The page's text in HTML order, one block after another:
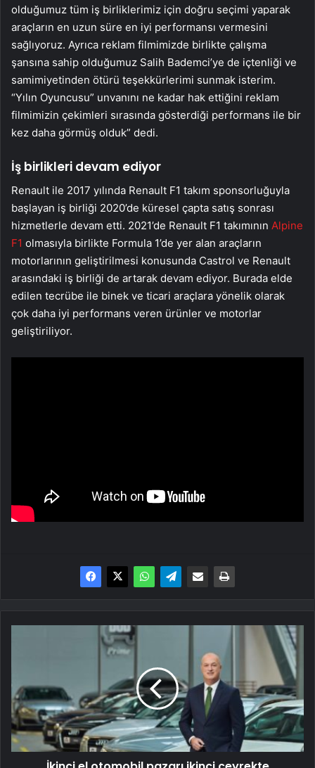
olduğumuz tüm iş birliklerimiz için doğru seçimi yaparak
araçların en uzun süre en iyi performansı vermesini
sağlıyoruz. Ayrıca reklam filmimizde birlikte çalışma
şansına sahip olduğumuz Salih Bademci’ye de içtenliği ve
samimiyetinden ötürü teşekkürlerimi sunmak isterim.
“Yılın Oyuncusu” unvanını ne kadar hak ettiğini reklam
filmimizin çekimleri sırasında gösterdiği performans ile bir
kez daha görmüş olduk” dedi.
İş birlikleri devam ediyor
Renault ile 2017 yılında Renault F1 takım sponsorluğuyla
başlayan iş birliği 2020’de küresel çapta satış sonrası
hizmetlerle devam etti. 2021’de Renault F1 takımının Alpine
F1 olmasıyla birlikte Formula 1’de yer alan araçların
motorlarının geliştirilmesi konusunda Castrol ve Renault
arasındaki iş birliği de artarak devam ediyor. Burada elde
edilen tecrübe ile binek ve ticari araçlara yönelik olarak
çok daha iyi performans veren ürünler ve motorlar
geliştiriliyor.
ikinci
çeyrekte
hareketlenir